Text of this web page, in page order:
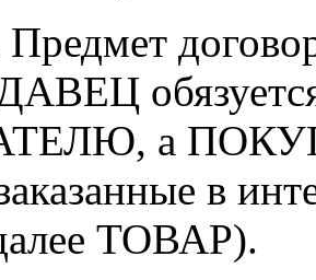
Предмет
обязуется
а
в
ТОВАР).